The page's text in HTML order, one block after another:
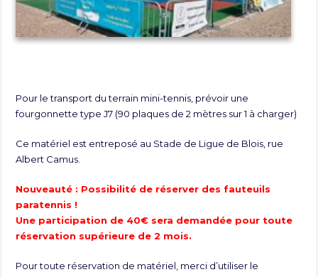
Pour le transport du terrain mini-tennis, prévoir une
fourgonnette type J7 (90 plaques de 2 mètres sur 1 à charger)
Ce matériel est entreposé au Stade de Ligue de Blois, rue
Albert Camus.
Nouveauté : Possibilité de réserver des fauteuils
paratennis !
Une participation de 40€ sera demandée pour toute
réservation supérieure de 2 mois.
Pour toute réservation de matériel, merci d’utiliser le